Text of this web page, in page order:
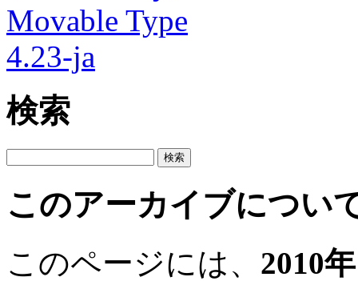
検索
このアーカイブについ
このページには、 2010